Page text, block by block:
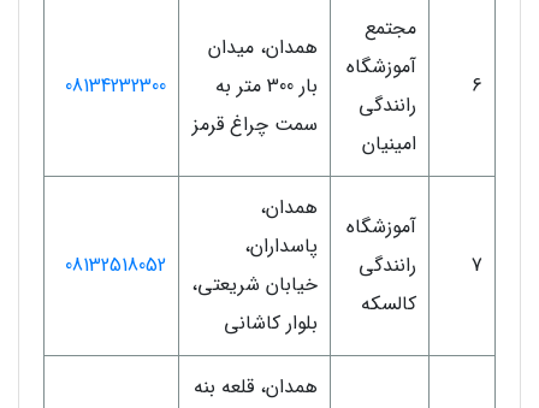
6
مجتمع
آموزشگاه
رانندگی
امینیان
همدان، میدان
بار 300 متر به
سمت چراغ قرمز
08134232300
7
آموزشگاه
رانندگی
کالسکه
همدان،
پاسداران،
خیابان شریعتی،
بلوار کاشانی
08132518052
همدان، قلعه بنه